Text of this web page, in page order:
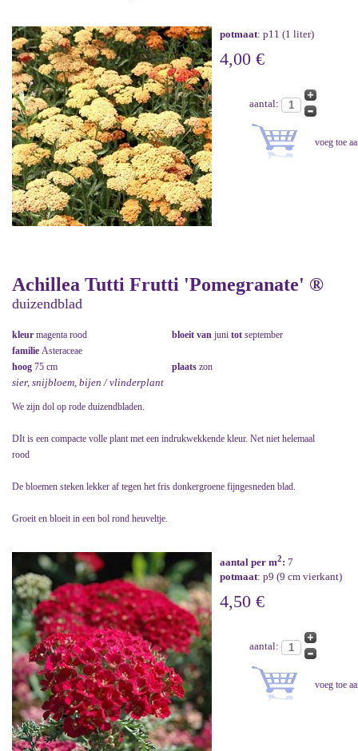
potmaat: p11 (1 liter)
4,00 €
aantal:
Achillea Tutti Frutti 'Pomegranate' ®
duizendblad
kleur magenta rood bloeit van juni tot september
familie Asteraceae
hoog 75 cm plaats zon
sier, snijbloem, bijen / vlinderplant
We zijn dol op rode duizendbladen.
DIt is een compacte volle plant met een indrukwekkende kleur. Net niet helemaal
rood
De bloemen steken lekker af tegen het fris donkergroene fijngesneden blad.
Groeit en bloeit in een bol rond heuveltje.
aantal per m2: 7
potmaat: p9 (9 cm vierkant)
4,50 €
aantal: